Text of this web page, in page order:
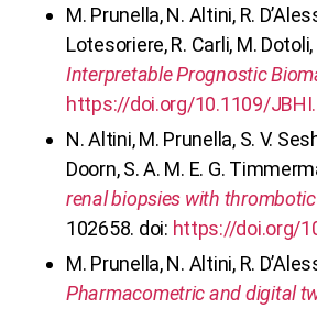
M. Prunella, N. Altini, R.
Lotesoriere, R. Carli, M.
Interpretable Prognostic
https://doi.org/10.1109/
N. Altini, M. Prunella, S. V.
Doorn, S. A. M. E. G.
renal biopsies with
102658. doi: https://doi.org/
M. Prunella, N. Altini, R.
Pharmacometric and digital